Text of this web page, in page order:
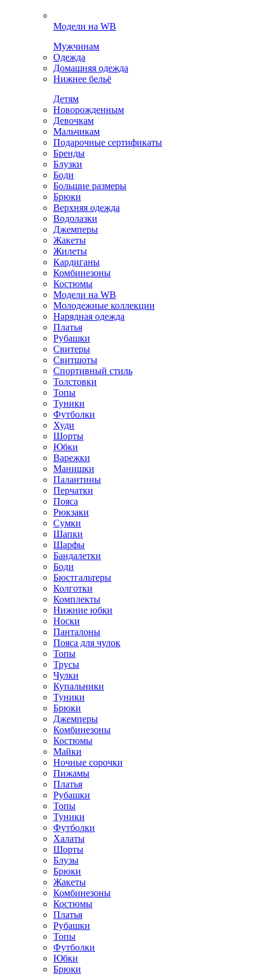
Модели на WB
Мужчинам
Одежда
Домашняя одежда
Нижнее бельё
Детям
Новорожденным
Девочкам
Мальчикам
Подарочные сертификаты
Бренды
Блузки
Боди
Большие размеры
Брюки
Верхняя одежда
Водолазки
Джемперы
Жакеты
Жилеты
Кардиганы
Комбинезоны
Костюмы
Модели на WB
Молодежные коллекции
Нарядная одежда
Платья
Рубашки
Свитеры
Свитшоты
Спортивный стиль
Толстовки
Топы
Туники
Футболки
Худи
Шорты
Юбки
Варежки
Манишки
Палантины
Перчатки
Пояса
Рюкзаки
Сумки
Шапки
Шарфы
Бандалетки
Боди
Бюстгальтеры
Колготки
Комплекты
Нижние юбки
Носки
Панталоны
Поясa для чулок
Топы
Трусы
Чулки
Купальники
Туники
Брюки
Джемперы
Комбинезоны
Костюмы
Майки
Ночные сорочки
Пижамы
Платья
Рубашки
Топы
Туники
Футболки
Халаты
Шорты
Блузы
Брюки
Жакеты
Комбинезоны
Костюмы
Платья
Рубашки
Топы
Футболки
Юбки
Брюки